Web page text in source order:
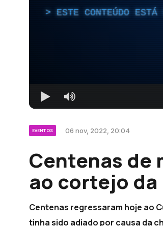
ESTE CONTEÚDO
EVENTOS 06 nov, 2022, 20:04
Centenas de
ao cortejo da
Centenas regressaram hoje ao
tinha sido adiado por causa da